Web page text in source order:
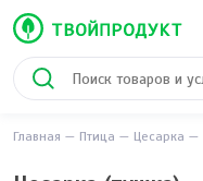
Главная Птица Цесарка